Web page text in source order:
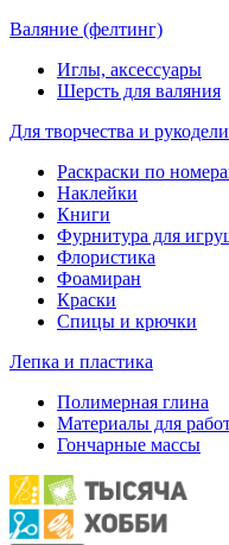
Валяние (фелтинг)
Иглы, аксессуары
Шерсть для валяния
Для творчества и
Раскраски по
Наклейки
Книги
Фурнитура для
Флористика
Фоамиран
Краски
Спицы и крючки
Лепка и пластика
Полимерная глина
Материалы для
Гончарные массы